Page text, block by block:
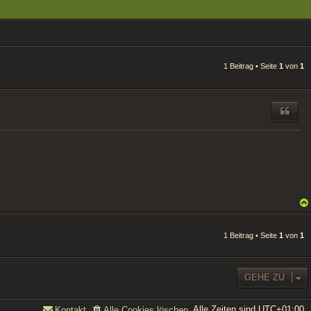
1 Beitrag • Seite 1 von 1
1 Beitrag • Seite 1 von 1
GEHE ZU